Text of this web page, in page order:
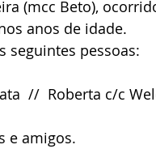
(mcc Beto),
anos de idade.
seguintes pessoas:
//  Roberta c/c
e amigos.